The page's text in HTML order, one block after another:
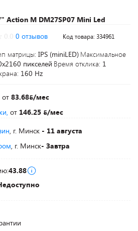
Action M DM27SP07 Mini Led
0 отзывов Код товара: 334961
матрицы: IPS (miniLED) Максимальное
пикселей Время отклика: 1
160 Hz
от 83.68 /мес
от 146.25
/мес
, г. Минск - 11 августа
, г. Минск- Завтра
43.88